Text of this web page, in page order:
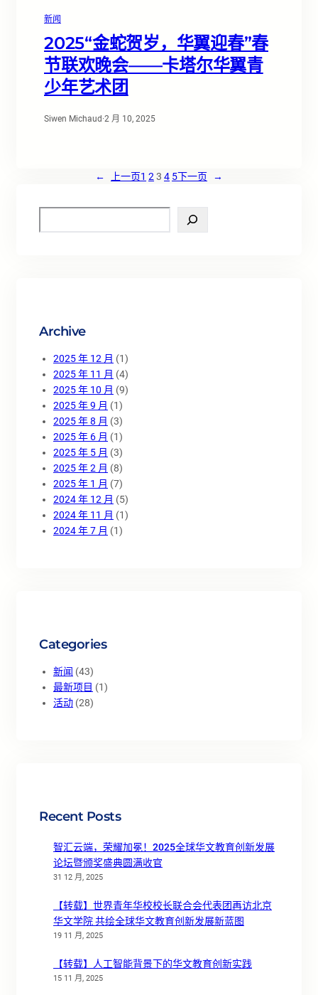
新闻
2025“金蛇贺岁，华翼迎春”春
节联欢晚会——卡塔尔华翼青
少年艺术团
Siwen Michaud ·2 月 10, 2025
← 上一页1 2 3 4 5下一页 →
e
Archive
2025 年 12 月 (1)
2025 年 11 月 (4)
2025 年 10 月 (9)
2025 年 9 月 (1)
2025 年 8 月 (3)
2025 年 6 月 (1)
2025 年 5 月 (3)
2025 年 2 月 (8)
2025 年 1 月 (7)
2024 年 12 月 (5)
2024 年 11 月 (1)
2024 年 7 月 (1)
Categories
新闻 (43)
最新项目 (1)
活动 (28)
Recent Posts
智汇云端，荣耀加冕！2025全球华文教育创新发展
论坛暨颁奖盛典圆满收官
31 12 月, 2025
【转载】世界青年华校校长联合会代表团再访北京
华文学院 共绘全球华文教育创新发展新蓝图
19 11 月, 2025
【转载】人工智能背景下的华文教育创新实践
15 11 月, 2025